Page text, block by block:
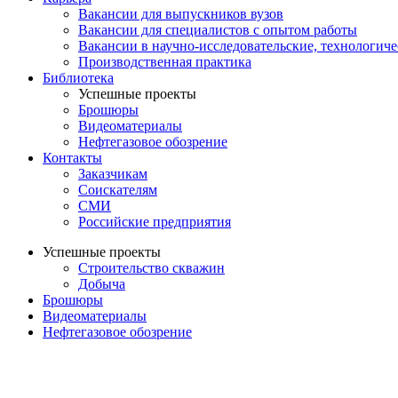
Вакансии для выпускников вузов
Вакансии для специалистов с опытом работы
Вакансии в научно-исследовательские,
Производственная практика
Библиотека
Успешные проекты
Брошюры
Видеоматериалы
Нефтегазовое обозрение
Контакты
Заказчикам
Соискателям
СМИ
Российские предприятия
Успешные проекты
Строительство скважин
Добыча
Брошюры
Видеоматериалы
Нефтегазовое обозрение